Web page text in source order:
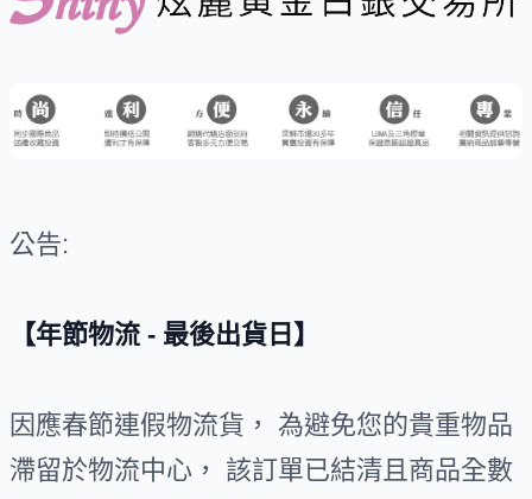
公告:
【年節物流 - 最後出貨日】
因應春節連假物流貨， 為避免您的貴重物品
滯留於物流中心， 該訂單已結清且商品全數